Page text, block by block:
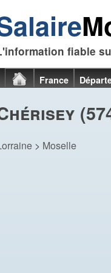
fiable
France
> Moselle